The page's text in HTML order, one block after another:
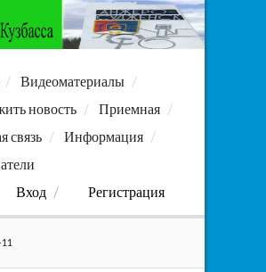
Видеоматериалы
новость
Приемная
связь
Информация
Вход
Регистрация